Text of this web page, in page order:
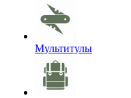
Мультитулы